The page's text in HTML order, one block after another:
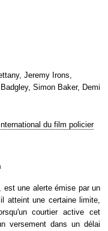
Jeremy Irons,
Simon Baker, Demi
du film policier
est une alerte émise par un
atteint une certaine limite,
courtier active cet
versement dans un délai